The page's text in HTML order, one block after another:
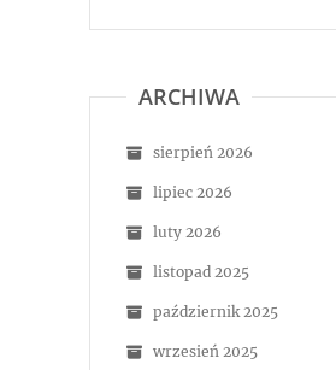
ARCHIWA
sierpień 2026
lipiec 2026
luty 2026
listopad 2025
październik 2025
wrzesień 2025